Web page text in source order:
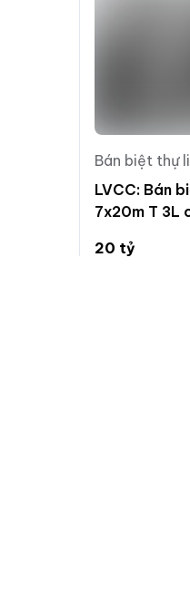
Bán biệt thự
LVCC: Bán
7x20m T 3L
20 tỷ